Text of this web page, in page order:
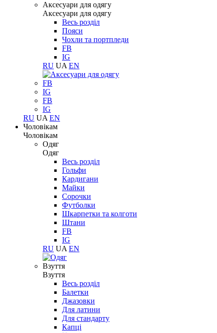
Aксесуари для одягу
Aксесуари для одягу
Весь розділ
Пояси
Чохли та портпледи
FB
IG
RU UA EN
FB
IG
FB
IG
RU UA EN
Чоловікам
Чоловікам
Одяг
Одяг
Весь розділ
Гольфи
Кардигани
Майки
Сорочки
Футболки
Шкарпетки та колготи
Штани
FB
IG
RU UA EN
Взуття
Взуття
Весь розділ
Балетки
Джазовки
Для латини
Для стандарту
Капці